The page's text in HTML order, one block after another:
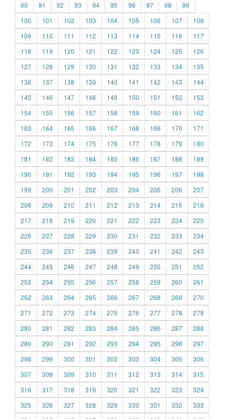
90
91 92 93 94 95 96 97 98
99
100
101 102 103 104 105 106 107
108
109
110 111 112 113 114 115 116
117
118
119 120 121 122 123 124 125
126
127
128 129 130 131 132 133 134
135
136
137 138 139 140 141 142 143
144
145
146 147 148 149 150 151 152
153
154
155 156 157 158 159 160 161
162
163
164 165 166 167 168 169 170
171
172
173 174 175 176 177 178 179
180
181
182 183 184 185 186 187 188
189
190
191 192 193 194 195 196 197
198
199
200 201 202 203 204 205 206
207
208
209 210 211 212 213 214 215
216
217
218 219 220 221 222 223 224
225
226
227 228 229 230 231 232 233
234
235
236 237 238 239 240 241 242
243
244
245 246 247 248 249 250 251
252
253
254 255 256 257 258 259 260
261
262
263 264 265 266 267 268 269
270
271
272 273 274 275 276 277 278
279
280
281 282 283 284 285 286 287
288
289
290 291 292 293 294 295 296
297
298
299 300 301 302 303 304 305
306
307
308 309 310 311 312 313 314
315
316
317 318 319 320 321 322 323
324
325
326 327 328 329 330 331 332
333